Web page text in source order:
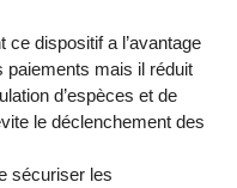
dispositif a l’avantage
paiements mais il réduit
d’espèces et de
le déclenchement des
sécuriser les